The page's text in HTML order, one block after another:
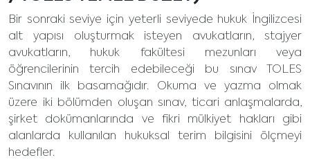
Bir sonraki seviye için yeterli seviyede hukuk İngilizcesi
alt yapısı oluşturmak isteyen avukatların, stajyer
avukatların, hukuk fakültesi mezunları veya
öğrencilerinin tercih edebileceği bu sınav TOLES
Sınavının ilk basamağıdır. Okuma ve yazma olmak
üzere iki bölümden oluşan sınav, ticari anlaşmalarda,
şirket dokümanlarında ve fikri mülkiyet hakları gibi
alanlarda kullanılan hukuksal terim bilgisini ölçmeyi
hedefler.